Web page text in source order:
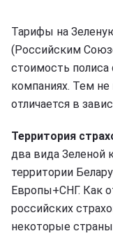
Тарифы на
(Российским
стоимость полиса
компаниях. Тем не
отличается в
Территория
два вида Зеленой
территории
Европы+СНГ. Как
российских
некоторые